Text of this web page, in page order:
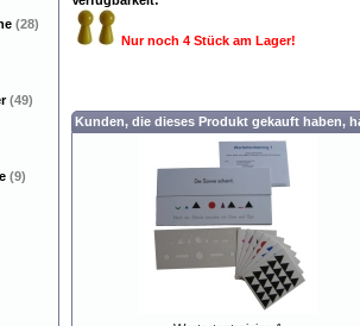
Nur noch 4 Stück am Lager!
Kunden, die dieses Produkt gekauft haben,
(28)
(49)
(9)